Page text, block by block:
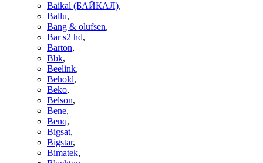
Baikal (БАЙКАЛ),
Ballu,
Bang & olufsen,
Bar s2 hd,
Barton,
Bbk,
Beelink,
Behold,
Beko,
Belson,
Bene,
Benq,
Bigsat,
Bigstar,
Bimatek,